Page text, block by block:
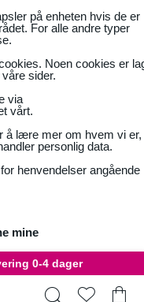
på enheten hvis de er
For alle andre typer
Noen cookies er
sider.
via
vårt.
å lære mer om hvem vi er,
personlig data.
henvendelser angående
mine
0-4 dager